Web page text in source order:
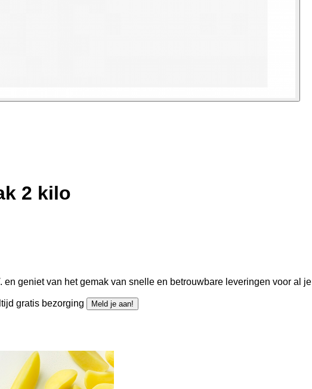
2 kilo
geniet van het gemak van snelle en betrouwbare leveringen voor al
gratis bezorging Meld je aan!